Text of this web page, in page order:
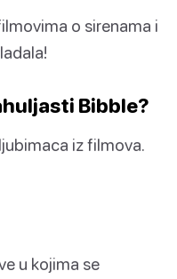
o sirenama i
Bibble?
iz filmova.
u kojima se